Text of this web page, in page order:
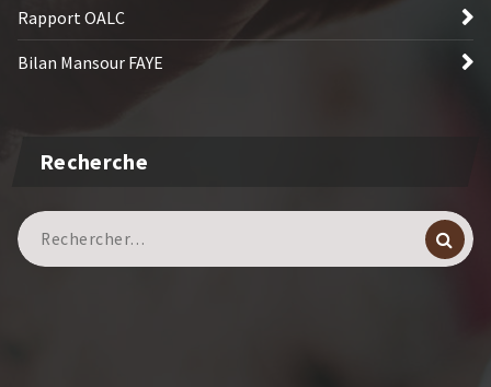
Rapport OALC
Bilan Mansour FAYE
Recherche
Recherche
pour :